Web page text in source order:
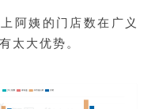
阿姨的门店数在广义
太大优势。